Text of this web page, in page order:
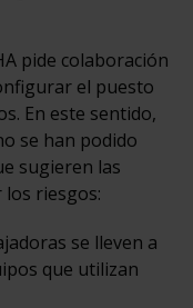
pide colaboración
el puesto
En este sentido,
se han podido
sugieren las
riesgos:
se lleven a
que utilizan